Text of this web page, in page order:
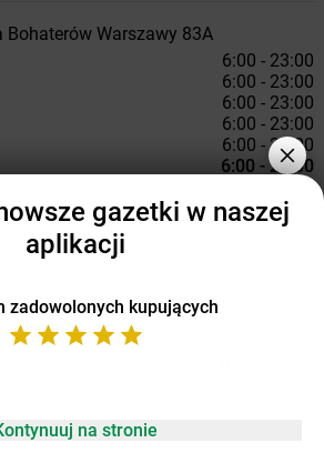
Bohaterów Warszawy 83A
6:00 - 23:00
6:00 - 23:00
6:00 - 23:00
6:00 - 23:00
6:00 - 23:00
6:00 - 23:00
9:00 - 21:00
28
11
gazetki w naszej
aplikacji
zadowolonych kupujących
na stronie